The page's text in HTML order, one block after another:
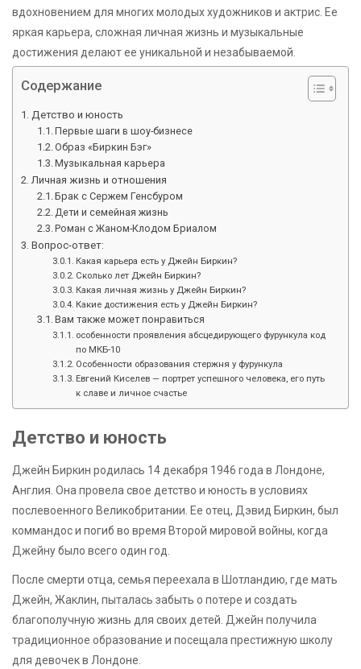
вдохновением для многих молодых художников и актрис. Ее
яркая карьера, сложная личная жизнь и музыкальные
достижения делают ее уникальной и незабываемой.
Содержание
Детство и юность
Первые шаги в шоу-бизнесе
Образ «Биркин Бэг»
Музыкальная карьера
Личная жизнь и отношения
Брак с Сержем Генсбуром
Дети и семейная жизнь
Роман с Жаном-Клодом Бриалом
Вопрос-ответ:
Какая карьера есть у Джейн Биркин?
Сколько лет Джейн Биркин?
Какая личная жизнь у Джейн Биркин?
Какие достижения есть у Джейн Биркин?
Вам также может понравиться
особенности проявления абсцедирующего фурункула код
по МКБ-10
Особенности образования стержня у фурункула
Евгений Киселев — портрет успешного человека, его путь
к славе и личное счастье
Детство и юность
Джейн Биркин родилась 14 декабря 1946 года в Лондоне,
Англия. Она провела свое детство и юность в условиях
послевоенного Великобритании. Ее отец, Дэвид Биркин, был
коммандос и погиб во время Второй мировой войны, когда
Джейну было всего один год.
После смерти отца, семья переехала в Шотландию, где мать
Джейн, Жаклин, пыталась забыть о потере и создать
благополучную жизнь для своих детей. Джейн получила
традиционное образование и посещала престижную школу
для девочек в Лондоне.